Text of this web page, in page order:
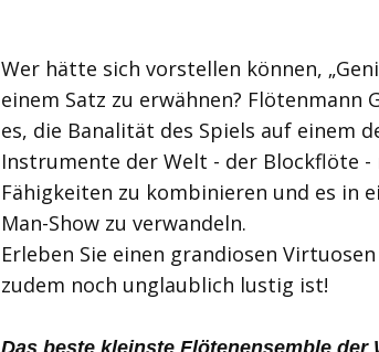
Wer hätte sich vorstellen können,
einem Satz zu erwähnen? Flötenmann
es, die Banalität des Spiels auf einem
Instrumente der Welt - der Blockflöte
Fähigkeiten zu kombinieren und es in
Man-Show zu verwandeln.
Erleben Sie einen grandiosen
zudem noch unglaublich lustig ist!
Das beste kleinste Flötenensemble der